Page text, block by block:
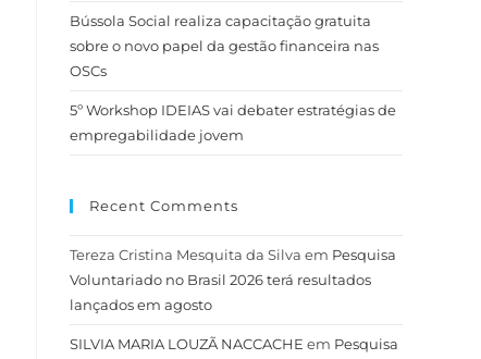
Bússola Social realiza capacitação gratuita
sobre o novo papel da gestão financeira nas
OSCs
5º Workshop IDEIAS vai debater estratégias de
empregabilidade jovem
Recent Comments
Tereza Cristina Mesquita da Silva em Pesquisa
Voluntariado no Brasil 2026 terá resultados
lançados em agosto
SILVIA MARIA LOUZÃ NACCACHE em Pesquisa